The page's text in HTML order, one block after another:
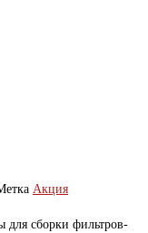
Акция
для сборки фильтров-